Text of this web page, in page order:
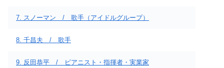
7. スノーマン / 歌手（アイドルグループ）
8. 千昌夫 / 歌手
9. 反田恭平 / ピアニスト・指揮者・実業家